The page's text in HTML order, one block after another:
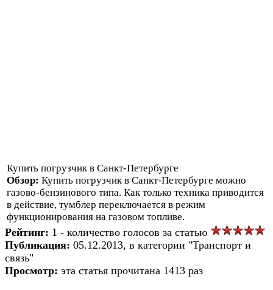
Купить погрузчик в Санкт-Петербурге
Обзор: Купить погрузчик в Санкт-Петербурге можно
газово-бензинового типа. Как только техника приводится
в действие, тумблер переключается в режим
функционирования на газовом топливе.
Рейтинг: 1 - количество голосов за статью
Публикация: 05.12.2013, в категории "Транспорт и
связь"
Просмотр: эта статья прочитана 1413 раз